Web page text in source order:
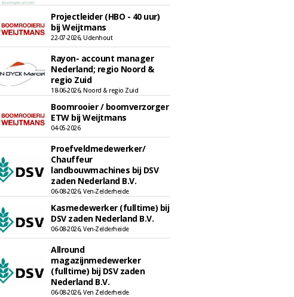
Projectleider (HBO - 40 uur)
bij Weijtmans
22-07-2026, Udenhout
Rayon- account manager
Nederland; regio Noord &
regio Zuid
18-06-2026, Noord & regio Zuid
Boomrooier / boomverzorger
ETW bij Weijtmans
04-05-2026
Proefveldmedewerker/
Chauffeur
landbouwmachines bij DSV
zaden Nederland B.V.
06-08-2026, Ven-Zelderheide
Kasmedewerker (fulltime) bij
DSV zaden Nederland B.V.
06-08-2026, Ven-Zelderheide
Allround
magazijnmedewerker
(fulltime) bij DSV zaden
Nederland B.V.
06-08-2026, Ven Zelderheide